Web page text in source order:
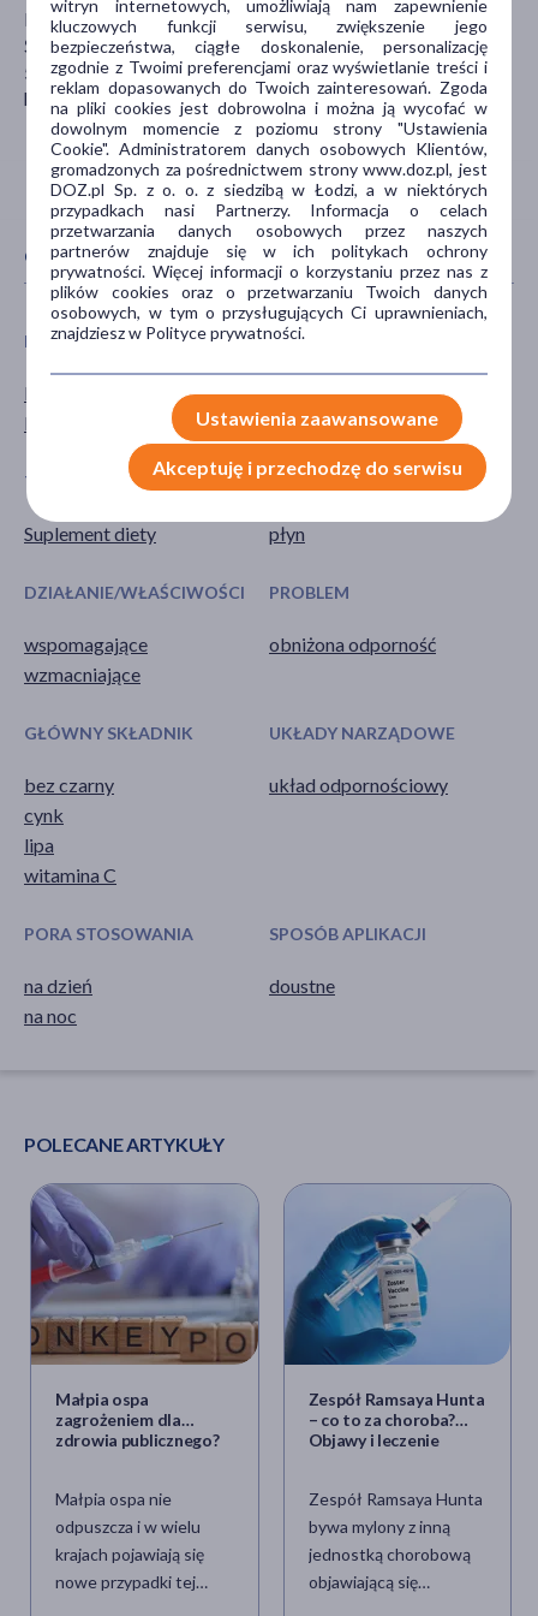
HERBAPOL WROCLAW
Świętego Mikołaja 65/68
50-951 Wrocław
herbapol@herbapol.pl
CECHY PRODUKTU
PŁEĆ
Mężczyzna
Kobieta
WIEK
dla dzieci
dla młodzieży
TYP PRODUKTU
Suplement diety
POSTAĆ
płyn
DZIAŁANIE/WŁAŚCIWOŚCI
wspomagające
wzmacniające
PROBLEM
obniżona odporność
GŁÓWNY SKŁADNIK
bez czarny
cynk
lipa
witamina C
UKŁADY NARZĄDOWE
układ odpornościowy
PORA STOSOWANIA
na dzień
na noc
SPOSÓB APLIKACJI
doustne
POLECANE ARTYKUŁY
Małpia ospa
zagrożeniem dla
zdrowia publicznego?
zagrożenia
Małpia ospa nie
odpuszcza i w wielu
krajach pojawiają się
nowe przypadki tej
Zespół Ramsaya Hunta
– co to za choroba?
Objawy i leczenie
Zespół Ramsaya Hunta
bywa mylony z inną
jednostką chorobową
objawiającą się
witryn internetowych, umożliwiają nam zapewnienie
kluczowych funkcji serwisu, zwiększenie jego
bezpieczeństwa, ciągłe doskonalenie, personalizację
zgodnie z Twoimi preferencjami oraz wyświetlanie treści i
reklam dopasowanych do Twoich zainteresowań. Zgoda
na pliki cookies jest dobrowolna i można ją wycofać w
dowolnym momencie z poziomu strony "Ustawienia
Cookie". Administratorem danych osobowych Klientów,
gromadzonych za pośrednictwem strony www.doz.pl, jest
DOZ.pl Sp. z o. o. z siedzibą w Łodzi, a w niektórych
przypadkach nasi Partnerzy. Informacja o celach
przetwarzania danych osobowych przez naszych
partnerów znajduje się w ich politykach ochrony
prywatności. Więcej informacji o korzystaniu przez nas z
plików cookies oraz o przetwarzaniu Twoich danych
osobowych, w tym o przysługujących Ci uprawnieniach,
znajdziesz w Polityce prywatności.
Ustawienia zaawansowane
Akceptuję i przechodzę do serwisu